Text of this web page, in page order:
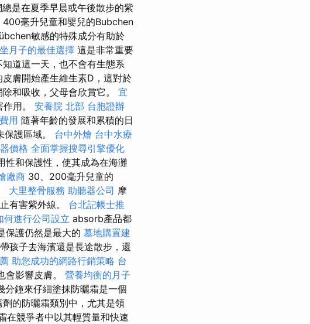
是在夏季早晨或午後散步的紫
毫升兒童和嬰兒的Bubchen
敏感的特殊成分有助於
月子的最佳選擇 這是非常重要
道這一天，也不會有生態系
膚開始產生維生素D，這對於
和吸收，父母會欣賞它。 宜
用。 安養院 北部 台胞證辦
用 隨著年齡的發展和累積的日
護區域。 台中外燴 台中水療
價格 全面掌握搜尋引擎優化
性和保護性，使其成為在海灘
廠商 30、200毫升兒童的
大里整骨服務 助聽器公司 摩
有害紫外線。 台北記帳士推
何進行公司設立 absorb產品都
保護仍然是最大的 墓地購置建
孩子去海濱還是長途散步，還
助您成功的網路行銷策略 台
會影響皮膚。 營養均衡的月子
分鐘來仔細塗抹防曬霜是一個
的防曬霜類別中，尤其是領
在競爭者中以其輕質量和快速